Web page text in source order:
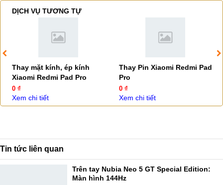
DỊCH VỤ TƯƠNG TỰ
Thay mặt kính, ép kính
Xiaomi Redmi Pad Pro
0 ₫
Xem chi tiết
Thay Pin Xiaomi Redmi Pad
Pro
0 ₫
Xem chi tiết
Tin tức liên quan
Trên tay Nubia Neo 5 GT Special Edition:
Màn hình 144Hz